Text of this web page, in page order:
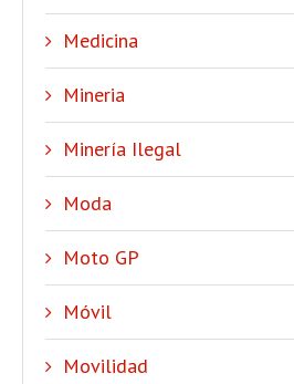
Medicina
Mineria
Minería Ilegal
Moda
Moto GP
Móvil
Movilidad